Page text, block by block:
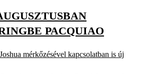
PACQUIAO
mérkőzésével kapcsolatban is új